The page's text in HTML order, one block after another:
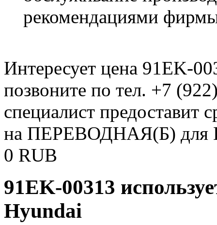
рекомендациями
Интересует цена 91EK-
позвоните по тел. +7
специалист предоставит
на ПЕРЕВОДНАЯ(Б) для
0 RUB
91EK-00313
Hyundai